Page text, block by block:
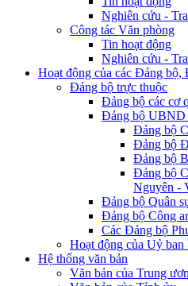
Nghiên cứu -
Công tác Văn phòng
Tin hoạt động
Nghiên cứu -
Hoạt động của các Đảng bộ,
Đảng bộ trực thuộc
Đảng bộ các cơ
Đảng bộ UBND
Đảng bộ
Đảng bộ
Đảng bộ
Đảng bộ
Nguyên -
Đảng bộ Quân
Đảng bộ Công
Các Đảng bộ
Hoạt động của Uỷ
Hệ thống văn bản
Văn bản của Trung